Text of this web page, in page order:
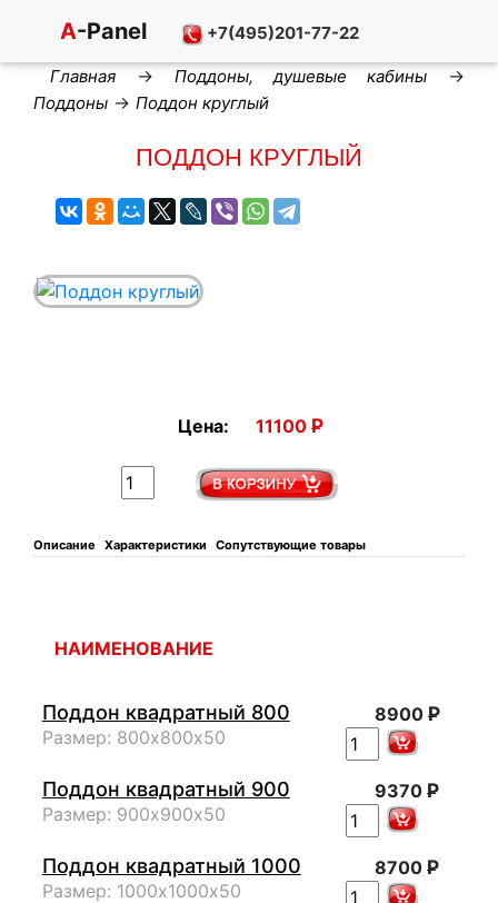
A-Panel +7(495)201-77-22
Главная → Поддоны, душевые кабины →
Поддоны → Поддон круглый
ПОДДОН КРУГЛЫЙ
Цена: 11100 Р
Описание Характеристики Сопутствующие товары
НАИМЕНОВАНИЕ
Поддон квадратный 800
Размер: 800х800х50
8900 Р
Поддон квадратный 900
Размер: 900х900х50
9370 Р
Поддон квадратный 1000
Размер: 1000х1000х50
8700 Р